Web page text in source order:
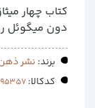
کتاب چهار
دون میگوئل
برند: نشر
کدکالا: